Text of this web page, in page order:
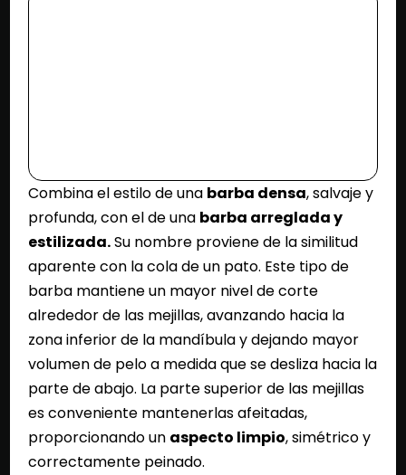
Combina el estilo de una barba densa, salvaje y
profunda, con el de una barba arreglada y
estilizada.Su nombre proviene de la similitud
aparente con la cola de un pato. Este tipo de
barba mantiene un mayor nivel de corte
alrededor de las mejillas, avanzando hacia la
zona inferior de la mandíbula y dejando mayor
volumen de pelo a medida que se desliza hacia la
parte de abajo. La parte superior de las mejillas
es conveniente mantenerlas afeitadas,
proporcionando un aspecto limpio, simétrico y
correctamente peinado.